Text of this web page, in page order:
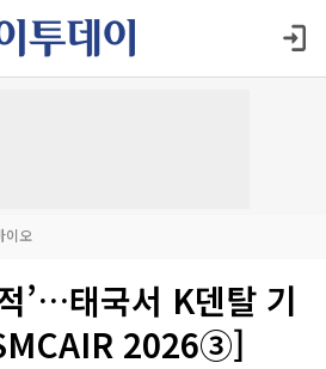
이오
’…태국서 K덴탈 기
2026③]